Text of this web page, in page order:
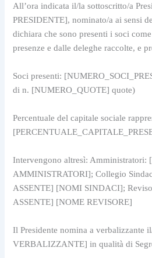
All’ora indicata il/la sottoscritto/a
PRESIDENTE], nominato/a ai sensi
dichiara che sono presenti i soci
presenze e dalle deleghe raccolte, e
Soci presenti:
di n. [NUMERO_QUOTE] quote)
Percentuale del capitale sociale
Intervengono altresì: Amministratori:
AMMINISTRATORI]; Collegio
ASSENTE] [NOMI SINDACI];
ASSENTE] [NOME REVISORE]
Il Presidente nomina a verbalizzante
VERBALIZZANTE] in qualità di